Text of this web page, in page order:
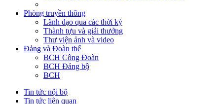
Phòng truyền thông
Lãnh đạo qua các thời kỳ
Thành tựu và giải thưởng
Thư viện ảnh và video
Đảng và Đoàn thể
BCH Công Đoàn
BCH Đảng bộ
BCH
Tin tức nội bộ
Tin tức liên quan